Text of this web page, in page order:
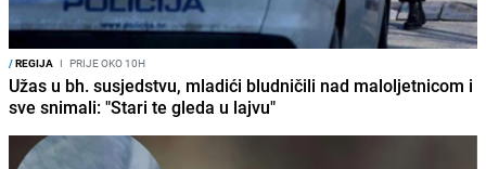
/REGIJA I PRIJE OKO 10H
Užas u bh. susjedstvu, mladići bludničili nad maloljetnicom i
sve snimali: "Stari te gleda u lajvu"